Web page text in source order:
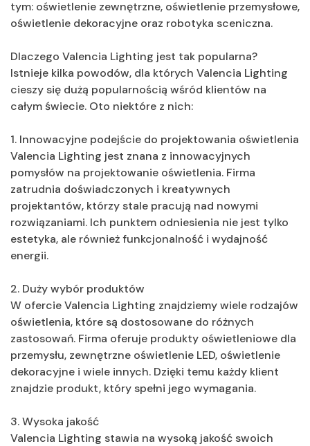
tym: oświetlenie zewnętrzne, oświetlenie przemysłowe,
oświetlenie dekoracyjne oraz robotyka sceniczna.
Dlaczego Valencia Lighting jest tak popularna?
Istnieje kilka powodów, dla których Valencia Lighting
cieszy się dużą popularnością wśród klientów na
całym świecie. Oto niektóre z nich:
1. Innowacyjne podejście do projektowania oświetlenia
Valencia Lighting jest znana z innowacyjnych
pomysłów na projektowanie oświetlenia. Firma
zatrudnia doświadczonych i kreatywnych
projektantów, którzy stale pracują nad nowymi
rozwiązaniami. Ich punktem odniesienia nie jest tylko
estetyka, ale również funkcjonalność i wydajność
energii.
2. Duży wybór produktów
W ofercie Valencia Lighting znajdziemy wiele rodzajów
oświetlenia, które są dostosowane do różnych
zastosowań. Firma oferuje produkty oświetleniowe dla
przemysłu, zewnętrzne oświetlenie LED, oświetlenie
dekoracyjne i wiele innych. Dzięki temu każdy klient
znajdzie produkt, który spełni jego wymagania.
3. Wysoka jakość
Valencia Lighting stawia na wysoką jakość swoich